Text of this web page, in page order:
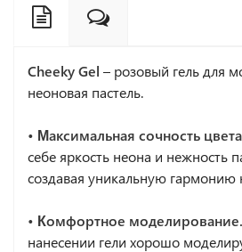
Cheeky Gel – розовый гель для
неоновая пастель.
• Максимальная сочность
себе яркость неона и нежность
создавая уникальную гармонию
• Комфортное моделирование.
нанесении гели хорошо